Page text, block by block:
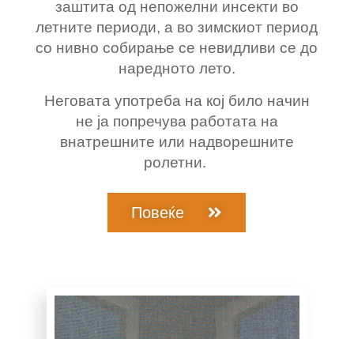
заштита од непожелни инсекти во
летните периоди, а во зимскиот период
со нивно собирање се невидливи се до
наредното лето.
Неговата употреба на кој било начин
не ја попречува работата на
внатрешните или надворешните
ролетни.
Повеќе